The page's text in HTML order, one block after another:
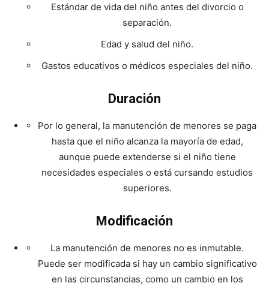
Estándar de vida del niño antes del divorcio o
separación.
Edad y salud del niño.
Gastos educativos o médicos especiales del niño.
Duración
Por lo general, la manutención de menores se paga
hasta que el niño alcanza la mayoría de edad,
aunque puede extenderse si el niño tiene
necesidades especiales o está cursando estudios
superiores.
Modificación
La manutención de menores no es inmutable.
Puede ser modificada si hay un cambio significativo
en las circunstancias, como un cambio en los